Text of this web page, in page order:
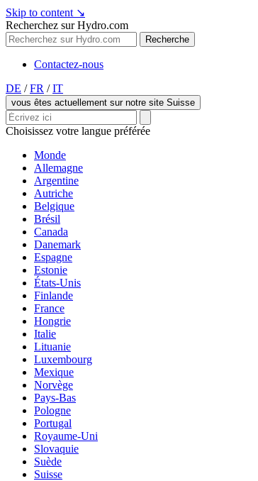
Skip to content ↘
Recherchez sur Hydro.com
Recherche
Contactez-nous
DE / FR / IT
vous êtes actuellement sur notre site Suisse
Choisissez votre langue préférée
Monde
Allemagne
Argentine
Autriche
Belgique
Brésil
Canada
Danemark
Espagne
Estonie
États-Unis
Finlande
France
Hongrie
Italie
Lituanie
Luxembourg
Mexique
Norvège
Pays-Bas
Pologne
Portugal
Royaume-Uni
Slovaquie
Suède
Suisse